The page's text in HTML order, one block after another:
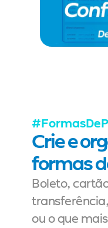
Crie e
formas
Boleto,
ou o que